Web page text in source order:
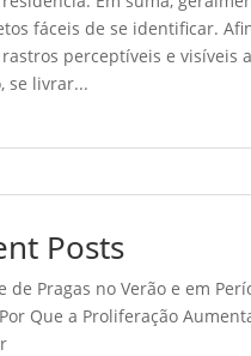
fáceis de se identificar.
perceptíveis e visíveis
se livrar...
Posts
de Pragas no Verão e em
Que a Proliferação